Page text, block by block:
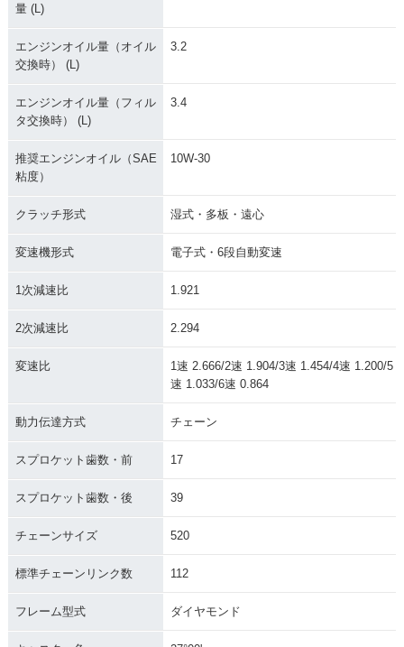
Transmission ABS
2014年 NC750X D
ssion ABS
量 (L)
エンジンオイル量（オイル
交換時） (L)
3.2
エンジンオイル量（フィル
タ交換時） (L)
3.4
推奨エンジンオイル（SAE
粘度）
10W-30
クラッチ形式 湿式・多板・遠心
変速機形式 電子式・6段自動変速
1次減速比 1.921
2次減速比 2.294
変速比
1速 2.666/2速 1.904/3速 1.454/4速 1.200/5
速 1.033/6速 0.864
動力伝達方式 チェーン
スプロケット歯数・前 17
スプロケット歯数・後 39
チェーンサイズ 520
標準チェーンリンク数 112
フレーム型式 ダイヤモンド